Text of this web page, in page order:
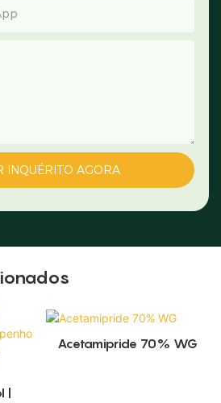
INQUÉRITO AGORA
|
Acetamipride 70% WG